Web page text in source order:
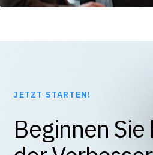
JETZT STARTEN!
Beginnen